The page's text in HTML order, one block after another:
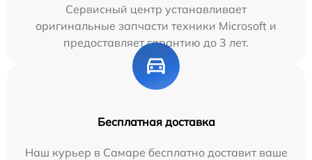
Сервисный центр устанавливает
оригинальные запчасти техники Microsoft и
предоставляет гарантию до 3 лет.
Бесплатная доставка
Наш курьер в Самаре бесплатно доставит ваше